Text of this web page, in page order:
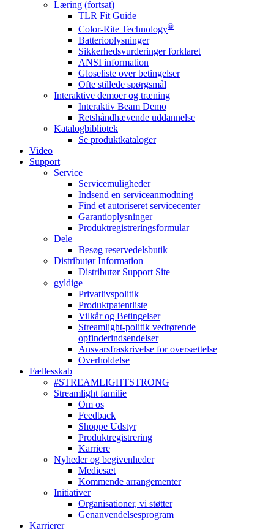
Læring (fortsat)
TLR Fit Guide
Color-Rite Technology®
Batterioplysninger
Sikkerhedsvurderinger forklaret
ANSI information
Gloseliste over betingelser
Ofte stillede spørgsmål
Interaktive demoer og træning
Interaktiv Beam Demo
Retshåndhævende uddannelse
Katalogbibliotek
Se produktkataloger
Video
Support
Service
Servicemuligheder
Indsend en serviceanmodning
Find et autoriseret servicecenter
Garantioplysninger
Produktregistreringsformular
Dele
Besøg reservedelsbutik
Distributør Information
Distributør Support Site
gyldige
Privatlivspolitik
Produktpatentliste
Vilkår og Betingelser
Streamlight-politik vedrørende
opfinderindsendelser
Ansvarsfraskrivelse for oversættelse
Overholdelse
Fællesskab
#STREAMLIGHTSTRONG
Streamlight familie
Om os
Feedback
Shoppe Udstyr
Produktregistrering
Karriere
Nyheder og begivenheder
Mediesæt
Kommende arrangementer
Initiativer
Organisationer, vi støtter
Genanvendelsesprogram
Karrierer